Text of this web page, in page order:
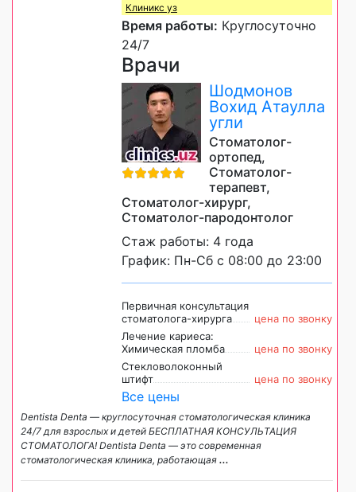
Клиникс уз
Время работы: Круглосуточно
24/7
Врачи
Шодмонов
Вохид Атаулла
угли
Стоматолог-
ортопед,
Стоматолог-
терапевт,
Стоматолог-хирург,
Стоматолог-пародонтолог
Стаж работы: 4 года
График: Пн-Сб с 08:00 до 23:00
Первичная консультация
стоматолога-хирурга
цена по звонку
Лечение кариеса:
Химическая пломба
цена по звонку
Стекловолоконный
штифт
цена по звонку
Все цены
Dentista Denta — круглосуточная стоматологическая клиника
24/7 для взрослых и детей БЕСПЛАТНАЯ КОНСУЛЬТАЦИЯ
СТОМАТОЛОГА! Dentista Denta — это современная
стоматологическая клиника, работающая ...